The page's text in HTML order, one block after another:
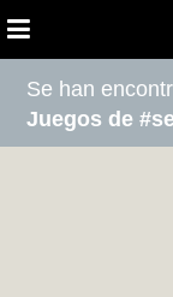
Se han
Juegos de